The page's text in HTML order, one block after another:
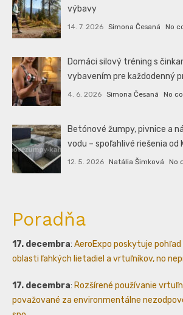
výbavy
14. 7. 2026 Simona Česaná No
Domáci silový tréning s
vybavením pre každodenný
4. 6. 2026 Simona Česaná No
Betónové žumpy, pivnice a
vodu – spoľahlivé riešenia od
12. 5. 2026 Natália Šimková No
Poradňa
17. decembra: AeroExpo poskytuje
oblasti ľahkých lietadiel a vrtuľníkov, no
17. decembra: Rozšírené používanie
považované za environmentálne